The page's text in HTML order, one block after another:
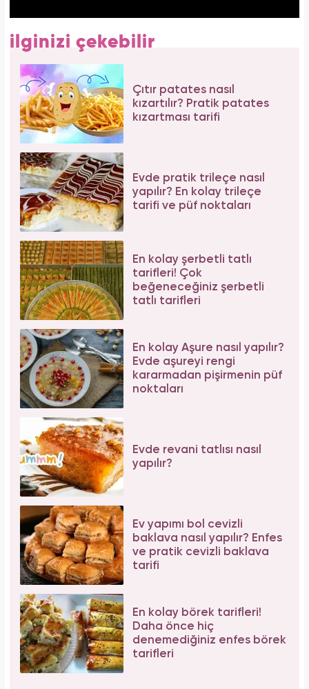
ilginizi çekebilir
Çıtır patates nasıl
kızartılır? Pratik patates
kızartması tarifi
Evde pratik trileçe nasıl
yapılır? En kolay trileçe
tarifi ve püf noktaları
En kolay şerbetli tatlı
tarifleri! Çok
beğeneceğiniz şerbetli
tatlı tarifleri
En kolay Aşure nasıl yapılır?
Evde aşureyi rengi
kararmadan pişirmenin püf
noktaları
Evde revani tatlısı nasıl
yapılır?
Ev yapımı bol cevizli
baklava nasıl yapılır? Enfes
ve pratik cevizli baklava
tarifi
En kolay börek tarifleri!
Daha önce hiç
denemediğiniz enfes börek
tarifleri